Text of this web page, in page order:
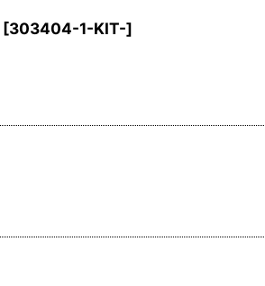
[303404-1-KIT-]